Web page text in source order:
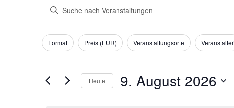
für
August
2026
Suche
und
Ansichten,
Navigation
Bitte
Schlüsselwort
nach
Veranstaltungen
Filter
Das
Ändern
Eingabefelder
wird
Format Preis (EUR) Veranstaltungsorte Veranstalter
Heute 9. August 2026